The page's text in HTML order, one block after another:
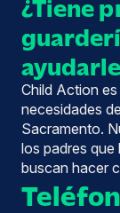
¿Tiene
Child Action
necesidades
Sacramento.
los padres
buscan hacer